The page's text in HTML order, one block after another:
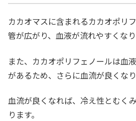
カカオマスに含まれるカカオポリ
管が広がり、血液が流れやすくなり
また、カカオポリフェノールは血
があるため、さらに血流が良くなり
血流が良くなれば、冷え性とむく
ります。